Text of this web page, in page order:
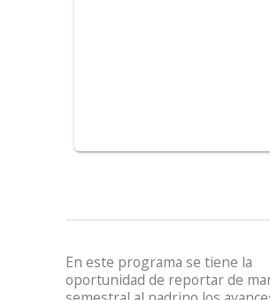
En este programa se tiene la
oportunidad de reportar de